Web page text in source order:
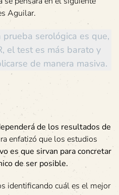
Aguilar.
serológica es que,
el test es más barato y
de manera masiva.
de los resultados de
enfatizó que los estudios
es que sirvan para concretar
de ser posible.
identificando cuál es el mejor